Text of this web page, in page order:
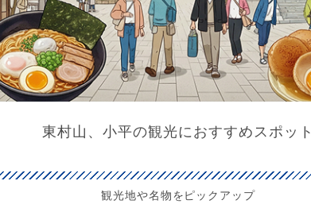
東村山、小平の観光におすすめスポット
観光地や名物をピックアップ